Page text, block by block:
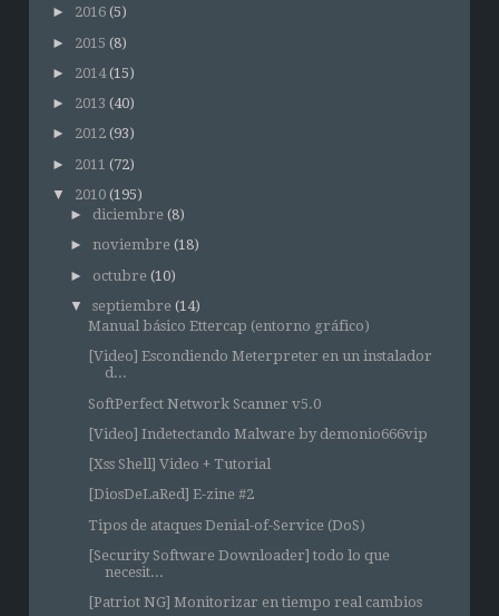
► 2016 (5)
► 2015 (8)
► 2014 (15)
► 2013 (40)
► 2012 (93)
► 2011 (72)
▼
2010 (195)
► diciembre (8)
► noviembre (18)
► octubre (10)
▼
septiembre (14)
Manual básico Ettercap (entorno gráfico)
[Video] Escondiendo Meterpreter en un instalador
d...
SoftPerfect Network Scanner v5.0
[Video] Indetectando Malware by demonio666vip
[Xss Shell] Video + Tutorial
[DiosDeLaRed] E-zine #2
Tipos de ataques Denial-of-Service (DoS)
[Security Software Downloader] todo lo que
necesit...
[Patriot NG] Monitorizar en tiempo real cambios